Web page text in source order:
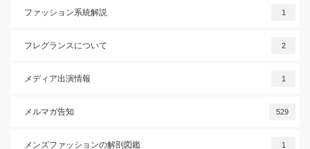
ファッション系統解説 1
フレグランスについて 2
メディア出演情報 1
メルマガ告知 529
メンズファッションの解剖図鑑 1